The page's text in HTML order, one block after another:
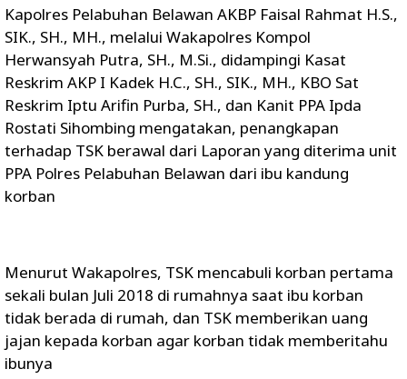
Kapolres Pelabuhan Belawan AKBP Faisal Rahmat H.S.,
SIK., SH., MH., melalui Wakapolres Kompol
Herwansyah Putra, SH., M.Si., didampingi Kasat
Reskrim AKP I Kadek H.C., SH., SIK., MH., KBO Sat
Reskrim Iptu Arifin Purba, SH., dan Kanit PPA Ipda
Rostati Sihombing mengatakan, penangkapan
terhadap TSK berawal dari Laporan yang diterima unit
PPA Polres Pelabuhan Belawan dari ibu kandung
korban
Menurut Wakapolres, TSK mencabuli korban pertama
sekali bulan Juli 2018 di rumahnya saat ibu korban
tidak berada di rumah, dan TSK memberikan uang
jajan kepada korban agar korban tidak memberitahu
ibunya